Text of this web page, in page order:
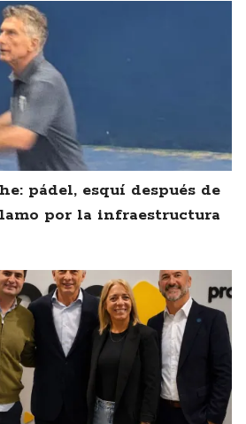
pádel, esquí después de
por la infraestructura